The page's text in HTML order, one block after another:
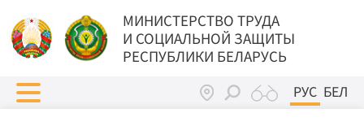
МИНИСТЕРСТВО ТРУДА
И СОЦИАЛЬНОЙ ЗАЩИТЫ
РЕСПУБЛИКИ БЕЛАРУСЬ
РУС БЕЛ